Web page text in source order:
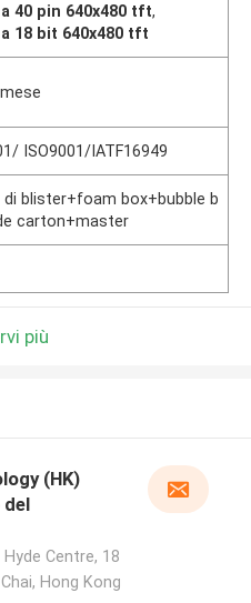
40 pin 640x480 tft,
18 bit 640x480 tft
ISO9001/IATF16949
blister+foam box+bubble b
carton+master
più
(HK)
Hyde Centre, 18
Hong Kong